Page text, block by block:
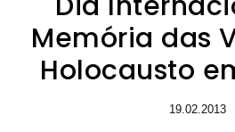
Memória das
Holocausto
19.02.2013